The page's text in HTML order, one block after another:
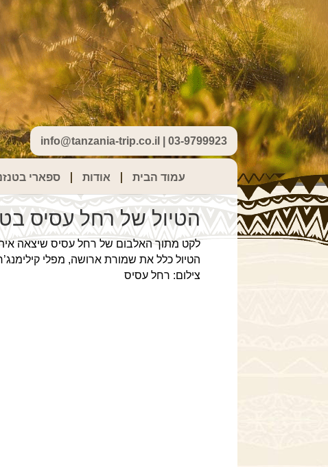
info@tanzania-trip.co.il | 03-9799923
עמוד הבית אודות ספארי
הטיול של רחל עסיס
לקט מתוך האלבום של רחל עסיס שיצאה איתנו
הטיול כלל את שמורת ארושה, מפלי
צילום: רחל עסיס